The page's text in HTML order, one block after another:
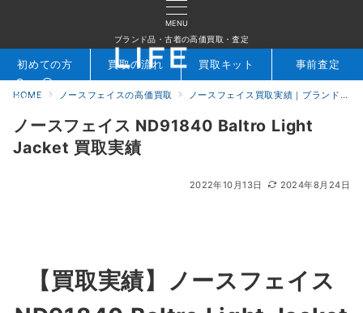
MENU
ブランド品・古着の高価買取・査定
検索 お問合せ
初めての方 買取の流れ 買取キット 事前査定
HOME ノースフェイスの高価買取 ノースフェイス買取実績｜ブランド専門店LIFE
ノースフェイス ND91840 Baltro Light
Jacket 買取実績
2022年10月13日 2024年8月24日
【買取実績】ノースフェイス